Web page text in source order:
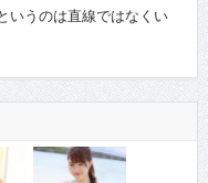
うのは直線ではなくい